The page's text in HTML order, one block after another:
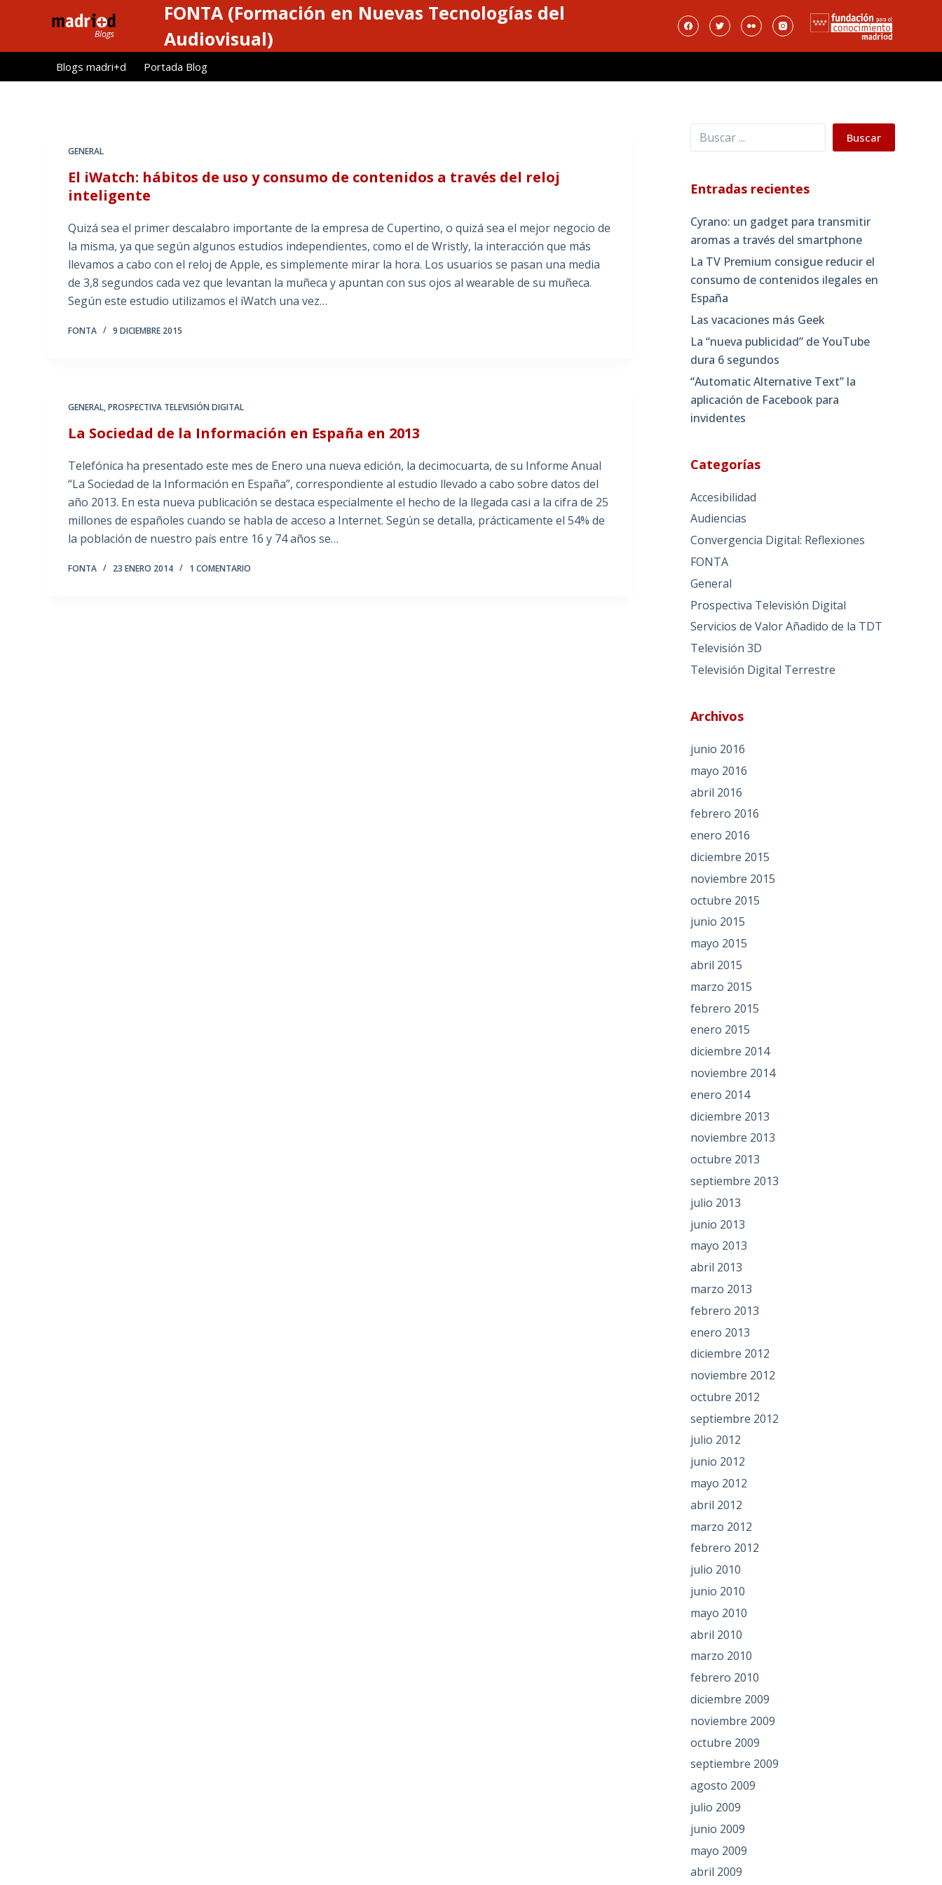
l
FONTA (Formación en Nuevas Tecnologías del
Audiovisual)
Blogs madri+d Portada Blog
GENERAL
El iWatch: hábitos de uso y consumo de contenidos a través del reloj
inteligente
Quizá sea el primer descalabro importante de la empresa de Cupertino, o quizá sea el mejor negocio de
la misma, ya que según algunos estudios independientes, como el de Wristly, la interacción que más
llevamos a cabo con el reloj de Apple, es simplemente mirar la hora. Los usuarios se pasan una media
de 3,8 segundos cada vez que levantan la muñeca y apuntan con sus ojos al wearable de su muñeca.
Según este estudio utilizamos el iWatch una vez…
FONTA 9 DICIEMBRE 2015
GENERAL,PROSPECTIVA TELEVISIÓN DIGITAL
La Sociedad de la Información en España en 2013
Telefónica ha presentado este mes de Enero una nueva edición, la decimocuarta, de su Informe Anual
“La Sociedad de la Información en España”, correspondiente al estudio llevado a cabo sobre datos del
año 2013. En esta nueva publicación se destaca especialmente el hecho de la llegada casi a la cifra de 25
millones de españoles cuando se habla de acceso a Internet. Según se detalla, prácticamente el 54% de
la población de nuestro país entre 16 y 74 años se…
FONTA 23 ENERO 2014 1 COMENTARIO
Buscar Buscar
Entradas recientes
Cyrano: un gadget para transmitir
aromas a través del smartphone
La TV Premium consigue reducir el
consumo de contenidos ilegales en
España
Las vacaciones más Geek
La “nueva publicidad” de YouTube
dura 6 segundos
“Automatic Alternative Text” la
aplicación de Facebook para
invidentes
Categorías
Accesibilidad
Audiencias
Convergencia Digital: Reflexiones
FONTA
General
Prospectiva Televisión Digital
Servicios de Valor Añadido de la TDT
Televisión 3D
Televisión Digital Terrestre
Archivos
junio 2016
mayo 2016
abril 2016
febrero 2016
enero 2016
diciembre 2015
noviembre 2015
octubre 2015
junio 2015
mayo 2015
abril 2015
marzo 2015
febrero 2015
enero 2015
diciembre 2014
noviembre 2014
enero 2014
diciembre 2013
noviembre 2013
octubre 2013
septiembre 2013
julio 2013
junio 2013
mayo 2013
abril 2013
marzo 2013
febrero 2013
enero 2013
diciembre 2012
noviembre 2012
octubre 2012
septiembre 2012
julio 2012
junio 2012
mayo 2012
abril 2012
marzo 2012
febrero 2012
julio 2010
junio 2010
mayo 2010
abril 2010
marzo 2010
febrero 2010
diciembre 2009
noviembre 2009
octubre 2009
septiembre 2009
agosto 2009
julio 2009
junio 2009
mayo 2009
abril 2009